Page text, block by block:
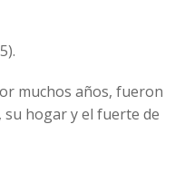
muchos años, fueron
su hogar y el fuerte de